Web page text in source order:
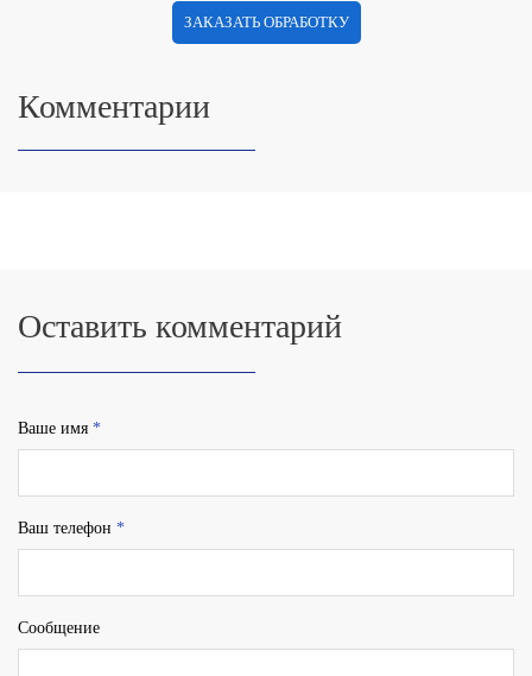
ЗАКАЗАТЬ ОБРАБОТКУ
Комментарии
Оставить комментарий
Ваше имя *
Ваш телефон *
Сообщение